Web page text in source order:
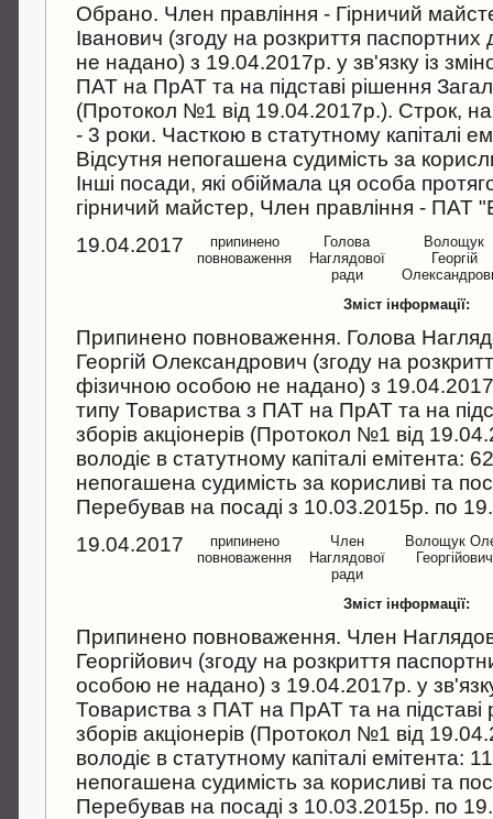
Обрано. Член правління - Гірничий
Іванович (згоду на розкриття
не надано) з 19.04.2017р. у зв'язку із
ПАТ на ПрАТ та на підставі рішення
(Протокол №1 від 19.04.2017р.). Строк,
- 3 роки. Часткою в статутному капіталі
Відсутня непогашена судимість за
Інші посади, які обіймала ця особа
гірничий майстер, Член правління - ПАТ
19.04.2017
припинено
повноваження
Голова
Наглядової
ради
Волощук
Георгій
Зміст інформації:
Припинено повноваження. Голова
Георгій Олександрович (згоду на
фізичною особою не надано) з
типу Товариства з ПАТ на ПрАТ та на
зборів акціонерів (Протокол №1 від
володіє в статутному капіталі емітента:
непогашена судимість за корисливі та
Перебував на посаді з 10.03.2015р. по
19.04.2017
припинено
повноваження
Член
Наглядової
ради
Волощук
Георгійович
Зміст інформації:
Припинено повноваження. Член
Георгійович (згоду на розкриття
особою не надано) з 19.04.2017р. у
Товариства з ПАТ на ПрАТ та на підставі
зборів акціонерів (Протокол №1 від
володіє в статутному капіталі емітента:
непогашена судимість за корисливі та
Перебував на посаді з 10.03.2015р. по